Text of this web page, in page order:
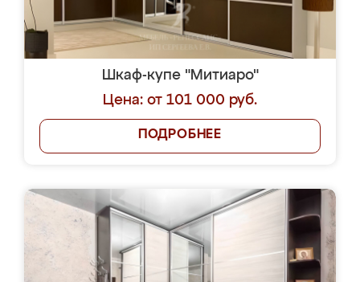
Шкаф-купе "Митиаро"
Цена: от 101 000 руб.
ПОДРОБНЕЕ